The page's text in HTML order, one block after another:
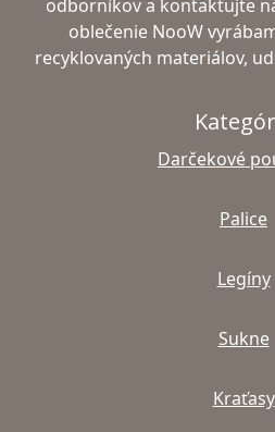
odborníkov a kontaktujte
oblečenie NooW
recyklovaných materiálov,
Darčekové
Palice
Legíny
Sukne
Kraťasy